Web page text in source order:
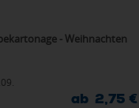
- Weihnachten
ab 2,75 €